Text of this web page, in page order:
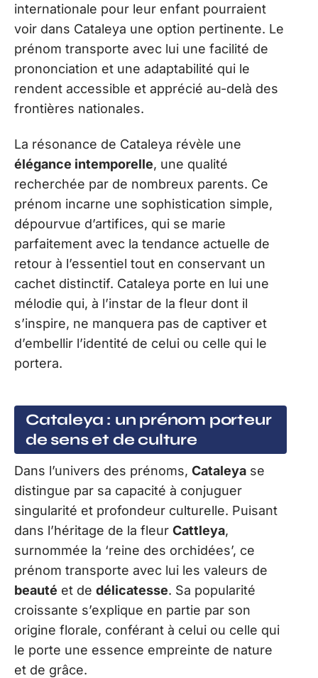
internationale pour leur enfant pourraient
voir dans Cataleya une option pertinente. Le
prénom transporte avec lui une facilité de
prononciation et une adaptabilité qui le
rendent accessible et apprécié au-delà des
frontières nationales.
La résonance de Cataleya révèle une
élégance intemporelle, une qualité
recherchée par de nombreux parents. Ce
prénom incarne une sophistication simple,
dépourvue d’artifices, qui se marie
parfaitement avec la tendance actuelle de
retour à l’essentiel tout en conservant un
cachet distinctif. Cataleya porte en lui une
mélodie qui, à l’instar de la fleur dont il
s’inspire, ne manquera pas de captiver et
d’embellir l’identité de celui ou celle qui le
portera.
Cataleya : un prénom porteur
de sens et de culture
Dans l’univers des prénoms, Cataleya se
distingue par sa capacité à conjuguer
singularité et profondeur culturelle. Puisant
dans l’héritage de la fleur Cattleya,
surnommée la ‘reine des orchidées’, ce
prénom transporte avec lui les valeurs de
beauté et de délicatesse. Sa popularité
croissante s’explique en partie par son
origine florale, conférant à celui ou celle qui
le porte une essence empreinte de nature
et de grâce.